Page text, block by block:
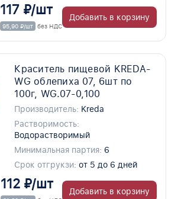
117 ₽/шт
95,90 ₽/шт без НДС
Добавить в корзину
Краситель пищевой KREDA-
WG облепиха 07, 6шт по
100г, WG.07-0,100
Производитель: Kreda
Растворимость:
Водорастворимый
Минимальная партия: 6
Срок отгрукзи: от 5 до 6 дней
112 ₽/шт Добавить в корзину